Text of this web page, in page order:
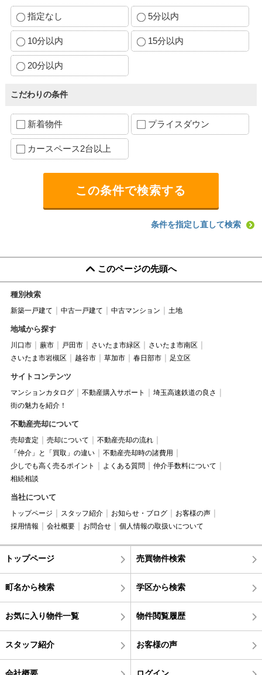
指定なし 5分以内
10分以内 15分以内
20分以内
こだわりの条件
新着物件 プライスダウン
カースペース2台以上
条件を指定し直して検索
このページの先頭へ
種別検索
新築一戸建て 中古一戸建て 中古マンション 土地
地域から探す
川口市 蕨市 戸田市 さいたま市緑区
さいたま市南区
さいたま市岩槻区
越谷市 草加市 春日部市 足立区
サイトコンテンツ
マンションカタログ 不動産購入サポート
埼玉高速鉄道の良さ
街の魅力を紹介！
不動産売却について
売却査定 売却について
不動産売却の流れ
「仲介」と「買取」の違い
不動産売却時の諸費用
少しでも高く売るポイント
よくある質問
仲介手数料について
相続相談
当社について
トップページ スタッフ紹介 お知らせ・ブログ
お客様の声
採用情報
会社概要 お問合せ 個人情報の取扱いについて
トップページ 売買物件検索
町名から検索 学区から検索
お気に入り物件一覧 物件閲覧履歴
スタッフ紹介 お客様の声